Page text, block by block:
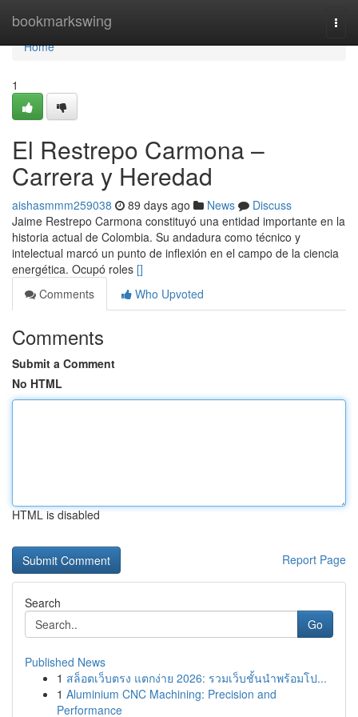
bookmarkswing
Home
Home
1
El Restrepo Carmona –
Carrera y Heredad
aishasmmm259038 89 days ago News
Discuss
Jaime Restrepo Carmona constituyó una entidad importante en la
historia actual de Colombia. Su andadura como técnico y
intelectual marcó un punto de inflexión en el campo de la ciencia
energética. Ocupó roles []
Comments
Who Upvoted
Comments
Submit a Comment
No HTML
HTML is disabled
Report Page
Search
Go
Published News
1 สล็อตเว็บตรง แตกง่าย 2026: รวมเว็บชั้นนำพร้อมโป...
1 Aluminium CNC Machining: Precision and
Performance